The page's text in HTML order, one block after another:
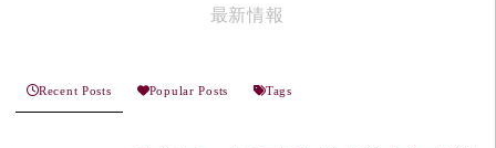
最新情報
Recent Posts Popular Posts Tags